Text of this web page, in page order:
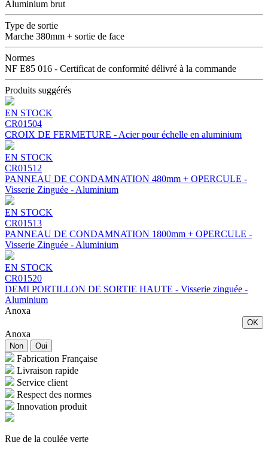
Aluminium brut
Type de sortie
Marche 380mm + sortie de face
Normes
NF E85 016 - Certificat de conformité délivré à la commande
Produits suggérés
EN STOCK
CR01504
CROIX DE FERMETURE - Acier pour échelle en aluminium
EN STOCK
CR01512
PANNEAU DE CONDAMNATION 480mm + OPERCULE -
Visserie Zinguée - Aluminium
EN STOCK
CR01513
PANNEAU DE CONDAMNATION 1800mm + OPERCULE -
Visserie Zinguée - Aluminium
EN STOCK
CR01520
DEMI PORTILLON DE SORTIE HAUTE - Visserie zinguée -
Aluminium
Anoxa
OK
Anoxa
Non Oui
Fabrication Française
Livraison rapide
Service client
Respect des normes
Innovation produit
Rue de la coulée verte